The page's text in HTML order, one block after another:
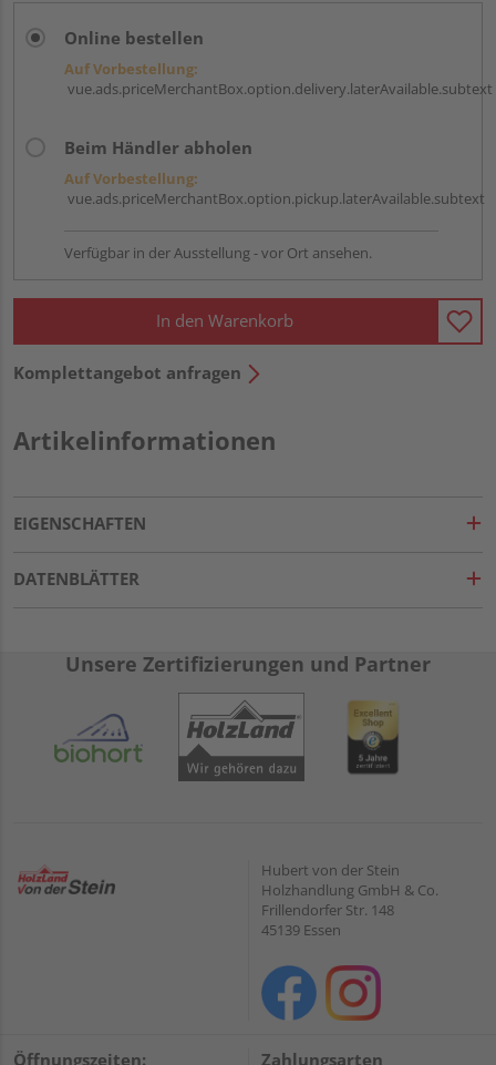
Online bestellen
Auf Vorbestellung:
vue.ads.priceMerchantBox.option.delivery.laterAvailable.subtext
Beim Händler abholen
Auf Vorbestellung:
vue.ads.priceMerchantBox.option.pickup.laterAvailable.subtext
Verfügbar in der Ausstellung - vor Ort ansehen.
In den Warenkorb
Komplettangebot anfragen
Artikelinformationen
EIGENSCHAFTEN
DATENBLÄTTER
Unsere Zertifizierungen und Partner
Hubert von der Stein
Holzhandlung GmbH & Co.
Frillendorfer Str. 148
45139 Essen
Öffnungszeiten: Zahlungsarten